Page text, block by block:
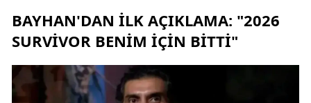
BAYHAN'DAN İLK AÇIKLAMA: "2026
SURVIVOR BENIM İÇIN BITTI"